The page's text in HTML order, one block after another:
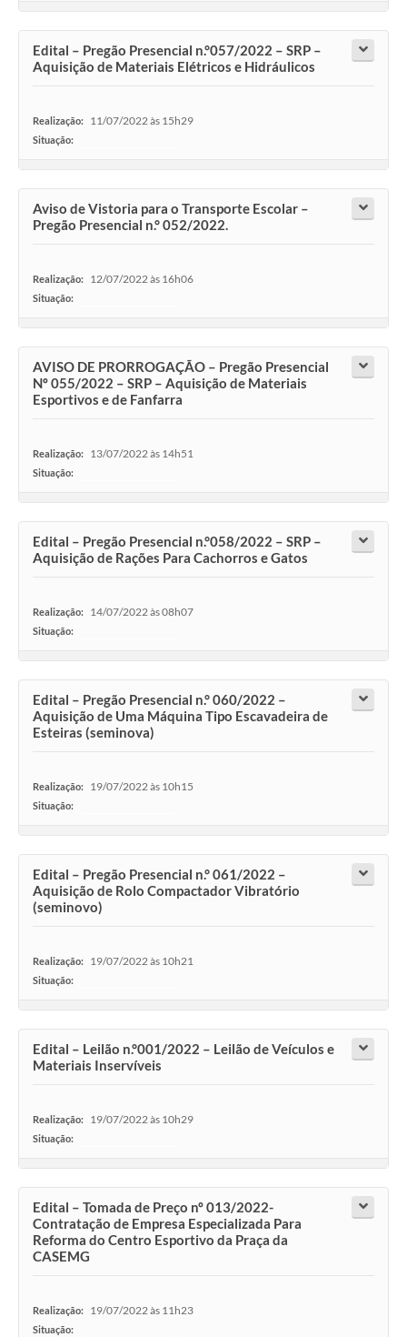
Edital – Pregão Presencial n.°057/2022 – SRP –
Aquisição de Materiais Elétricos e Hidráulicos
Realização: 11/07/2022 às 15h29
Situação:
Aviso de Vistoria para o Transporte Escolar –
Pregão Presencial n.° 052/2022.
Realização: 12/07/2022 às 16h06
Situação:
AVISO DE PRORROGAÇÃO – Pregão Presencial
Nº 055/2022 – SRP – Aquisição de Materiais
Esportivos e de Fanfarra
Realização: 13/07/2022 às 14h51
Situação:
Edital – Pregão Presencial n.°058/2022 – SRP –
Aquisição de Rações Para Cachorros e Gatos
Realização: 14/07/2022 às 08h07
Situação:
Edital – Pregão Presencial n.° 060/2022 –
Aquisição de Uma Máquina Tipo Escavadeira de
Esteiras (seminova)
Realização: 19/07/2022 às 10h15
Situação:
Edital – Pregão Presencial n.° 061/2022 –
Aquisição de Rolo Compactador Vibratório
(seminovo)
Realização: 19/07/2022 às 10h21
Situação:
Edital – Leilão n.°001/2022 – Leilão de Veículos e
Materiais Inservíveis
Realização: 19/07/2022 às 10h29
Situação:
Edital – Tomada de Preço nº 013/2022-
Contratação de Empresa Especializada Para
Reforma do Centro Esportivo da Praça da
CASEMG
Realização: 19/07/2022 às 11h23
Situação: